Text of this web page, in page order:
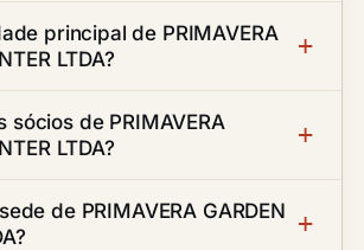
principal de PRIMAVERA
LTDA?
sócios de PRIMAVERA
LTDA?
de PRIMAVERA GARDEN